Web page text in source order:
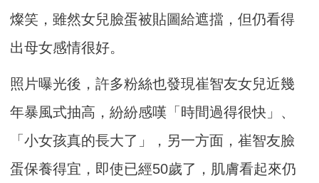
燦笑，雖然女兒臉蛋被貼圖給遮擋，但仍看得
出母女感情很好。
照片曝光後，許多粉絲也發現崔智友女兒近幾
年暴風式抽高，紛紛感嘆「時間過得很快」、
「小女孩真的長大了」，另一方面，崔智友臉
蛋保養得宜，即使已經50歲了，肌膚看起來仍